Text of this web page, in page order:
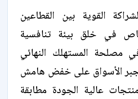
القوية بين القطاعين
في خلق بيئة تنافسية
المستهلك النهائي
الأسواق على خفض هامش
عالية الجودة مطابقة